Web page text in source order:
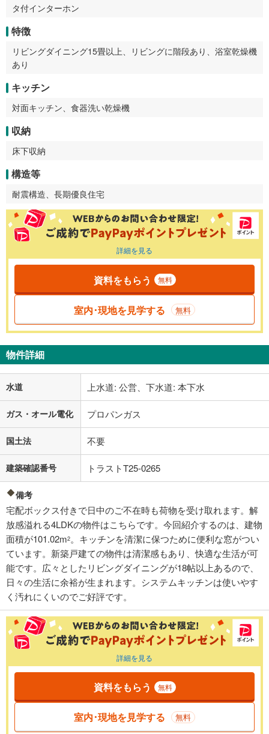
タ付インターホン
特徴
リビングダイニング15畳以上、リビングに階段あり、浴室乾燥機
あり
キッチン
対面キッチン、食器洗い乾燥機
収納
床下収納
構造等
耐震構造、長期優良住宅
詳細を見る
資料をもらう 無料
室内･現地を見学する 無料
物件詳細
水道 上水道: 公営、下水道: 本下水
ガス・オール電化 プロパンガス
国土法 不要
建築確認番号 トラストT25-0265
備考
宅配ボックス付きで日中のご不在時も荷物を受け取れます。解
放感溢れる4LDKの物件はこちらです。今回紹介するのは、建物
面積が101.02m2。キッチンを清潔に保つために便利な窓がつい
ています。新築戸建ての物件は清潔感もあり、快適な生活が可
能です。広々としたリビングダイニングが18帖以上あるので、
日々の生活に余裕が生まれます。システムキッチンは使いやす
く汚れにくいのでご好評です。
詳細を見る
資料をもらう 無料
室内･現地を見学する 無料